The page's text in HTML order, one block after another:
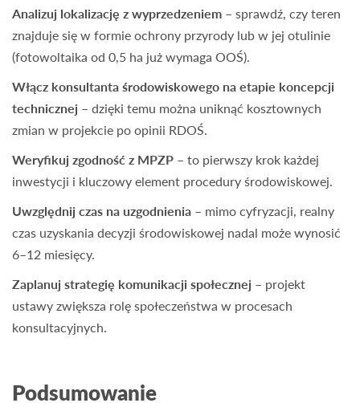
Analizuj lokalizację z wyprzedzeniem – sprawdź, czy teren
znajduje się w formie ochrony przyrody lub w jej otulinie
(fotowoltaika od 0,5 ha już wymaga OOŚ).
Włącz konsultanta środowiskowego na etapie koncepcji
technicznej – dzięki temu można uniknąć kosztownych
zmian w projekcie po opinii RDOŚ.
Weryfikuj zgodność z MPZP – to pierwszy krok każdej
inwestycji i kluczowy element procedury środowiskowej.
Uwzględnij czas na uzgodnienia – mimo cyfryzacji, realny
czas uzyskania decyzji środowiskowej nadal może wynosić
6–12 miesięcy.
Zaplanuj strategię komunikacji społecznej – projekt
ustawy zwiększa rolę społeczeństwa w procesach
konsultacyjnych.
Podsumowanie